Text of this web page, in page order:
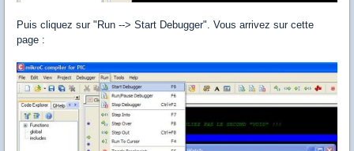
Puis cliquez sur "Run --> Start Debugger". Vous arrivez sur cette
page :